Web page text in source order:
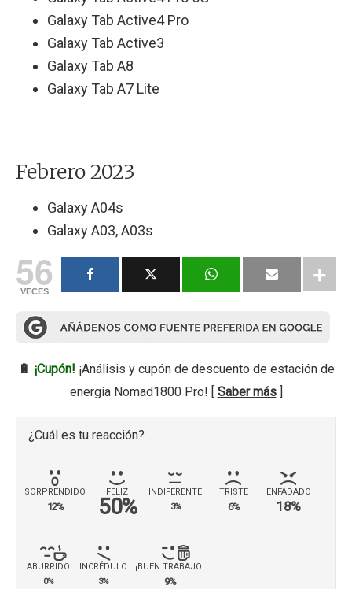
Galaxy Tab Active4 Pro
Galaxy Tab Active3
Galaxy Tab A8
Galaxy Tab A7 Lite
Febrero 2023
Galaxy A04s
Galaxy A03, A03s
56
VECES
🔋 ¡Cupón! ¡Análisis y cupón de descuento de estación de
energía Nomad1800 Pro! [ Saber más]
¿Cuál es tu reacción?
SORPRENDIDO
12%
FELIZ
50%
INDIFERENTE
3%
TRISTE
6%
ENFADADO
18%
ABURRIDO
0%
INCRÉDULO
3%
¡BUEN TRABAJO!
9%